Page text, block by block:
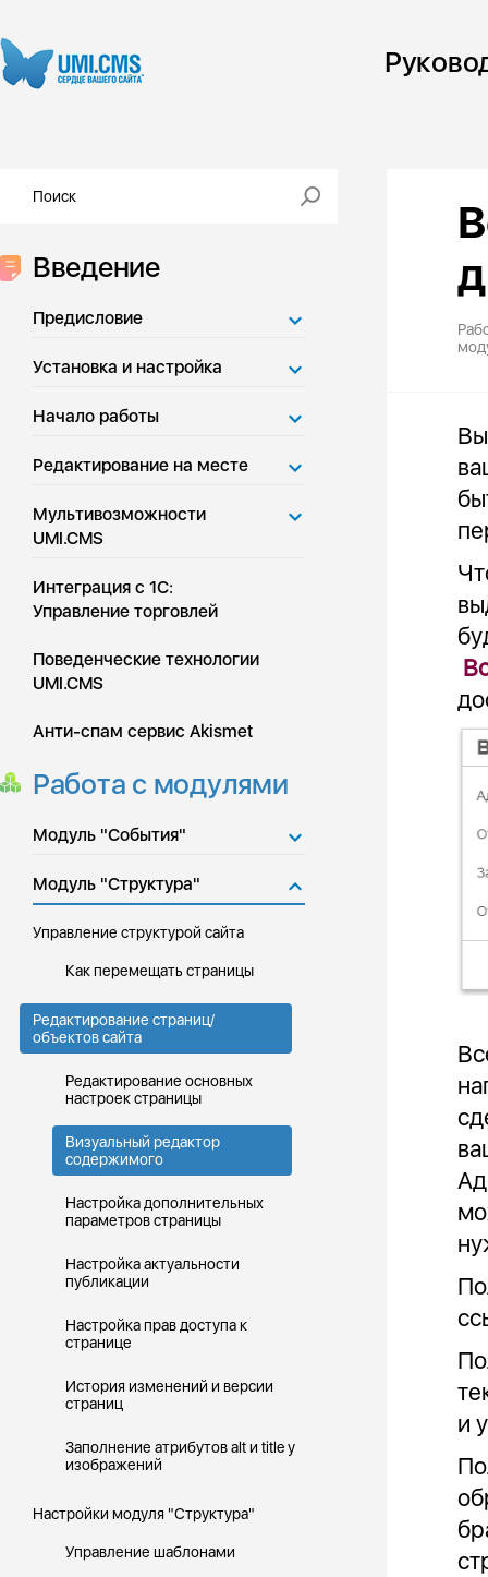
Введение
Предисловие
Установка и настройка
Начало работы
Редактирование на месте
Мультивозможности
UMI.CMS
Интеграция с 1С:
Управление торговлей
Поведенческие технологии
UMI.CMS
Анти-спам сервис Akismet
Работа с модулями
Модуль "События"
Модуль "Структура"
Управление структурой сайта
Как перемещать страницы
Редактирование страниц/
объектов сайта
Редактирование основных
настроек страницы
Визуальный редактор
содержимого
Настройка дополнительных
параметров страницы
Настройка актуальности
публикации
Настройка прав доступа к
странице
История изменений и версии
страниц
Заполнение атрибутов alt и title у
изображений
Настройки модуля "Структура"
Управление шаблонами
и